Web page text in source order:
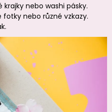
nebo washi pásky.
nebo různé vzkazy.